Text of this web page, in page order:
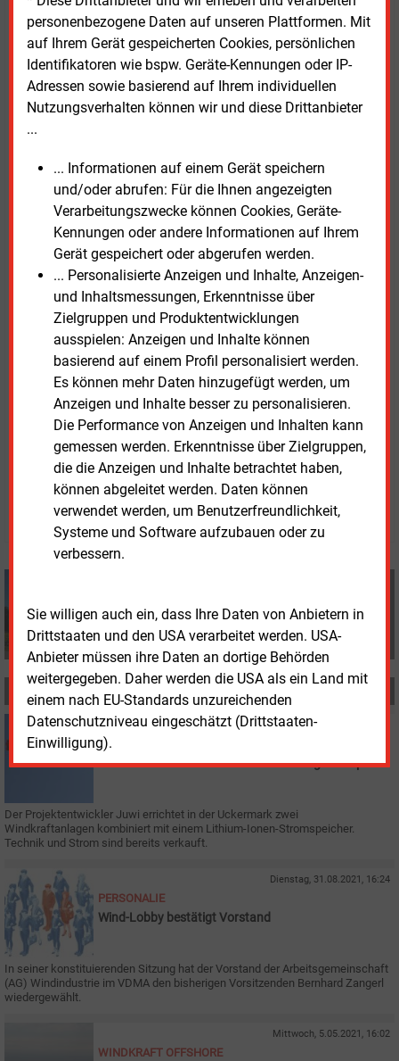
personenbezogene Daten auf unseren Plattformen. Mit
auf Ihrem Gerät gespeicherten Cookies, persönlichen
Identifikatoren wie bspw. Geräte-Kennungen oder IP-
Adressen sowie basierend auf Ihrem individuellen
Nutzungsverhalten können wir und diese Drittanbieter
...
... Informationen auf einem Gerät speichern
und/oder abrufen: Für die Ihnen angezeigten
Verarbeitungszwecke können Cookies, Geräte-
Kennungen oder andere Informationen auf Ihrem
Gerät gespeichert oder abgerufen werden.
... Personalisierte Anzeigen und Inhalte, Anzeigen-
und Inhaltsmessungen, Erkenntnisse über
Zielgruppen und Produktentwicklungen
ausspielen: Anzeigen und Inhalte können
basierend auf einem Profil personalisiert werden.
Es können mehr Daten hinzugefügt werden, um
Anzeigen und Inhalte besser zu personalisieren.
Die Performance von Anzeigen und Inhalten kann
gemessen werden. Erkenntnisse über Zielgruppen,
die die Anzeigen und Inhalte betrachtet haben,
können abgeleitet werden. Daten können
verwendet werden, um Benutzerfreundlichkeit,
Systeme und Software aufzubauen oder zu
verbessern.
Sie willigen auch ein, dass Ihre Daten von Anbietern in
Drittstaaten und den USA verarbeitet werden. USA-
Anbieter müssen ihre Daten an dortige Behörden
weitergegeben. Daher werden die USA als ein Land mit
einem nach EU-Standards unzureichenden
Datenschutzniveau eingeschätzt (Drittstaaten-
Einwilligung).
in der norddeutschen Tiefebene.“ Als trauriges
Beispiel dafür nennt er den schleppenden Ausbau der
Windenergie an Land: „Es kann doch nicht sein, dass
EWE und auch andere Investoren fünf bis sieben
Jahre auf die Genehmigung eines Windparks warten
müssen.“
So lange will die Brancheninitiative Windindustrie der
Politik keine Zeit einräumen, um die
Rahmenbedingungen für den Bau neuer
Windturbinen an Land zu verbessern. In ihren Augen
muss die noch amtierende schwarz-rote
Bundesregierung (endlich) handeln. In dem
Impulspapier heißt es dazu: „Sämtliche genannten
Maßnahmen sind aufgrund der Dauer politischer
Prozesse mit höchster Priorität anzugehen und
umzusetzen. Klimaschutz, Energieversorgung und
Windindustrie können nicht auf Wahlen und
Regierungsbildungen in Bund und Ländern warten.“
Freitag, 12.03.2021, 15:35 Uhr
Ralf K�pke
© 2026 Energie & Management GmbH
info@energie-und-management.de
MEHR ZUM THEMA
Donnerstag, 9.09.2021, 09:50
WINDKRAFT ONSHORE
Premiere aus Innovationsausschreibung: Wind plus
Der Projektentwickler Juwi errichtet in der Uckermark zwei
Windkraftanlagen kombiniert mit einem Lithium-Ionen-Stromspeicher.
Technik und Strom sind bereits verkauft.
Dienstag, 31.08.2021, 16:24
PERSONALIE
Wind-Lobby bestätigt Vorstand
In seiner konstituierenden Sitzung hat der Vorstand der Arbeitsgemeinschaft
(AG) Windindustrie im VDMA den bisherigen Vorsitzenden Bernhard Zangerl
wiedergewählt.
Mittwoch, 5.05.2021, 16:02
WINDKRAFT OFFSHORE